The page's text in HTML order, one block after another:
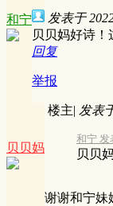
和宁 发表于
贝贝妈好诗
回复
举报
贝贝妈
楼主| 发表
和宁 发
贝贝
谢谢和宁妹